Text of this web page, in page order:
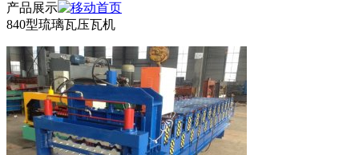
产品展示
840型琉璃瓦压瓦机